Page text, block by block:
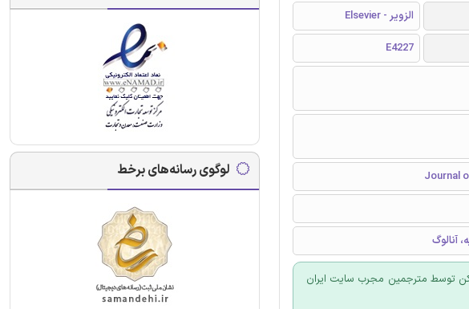
الزویر - Elsevier
E4227
آنالوگ
توسط مترجمین مجرب سایت ایران
لوگوی رسانه‌های برخط